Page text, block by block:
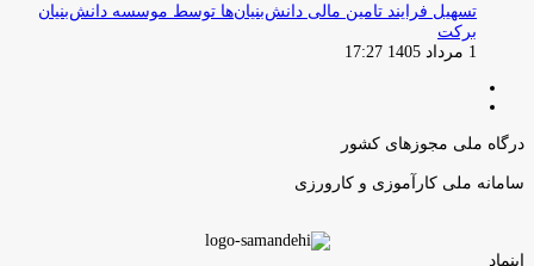
تسهیل فرایند تامین مالی دانش‌بنیان‌ها توسط موسسه دانش‌بنیان
برکت
1 مرداد 1405 17:27
درگاه ملی مجوزهای کشور
سامانه ملی کارآموزی و کارورزی
اینماد